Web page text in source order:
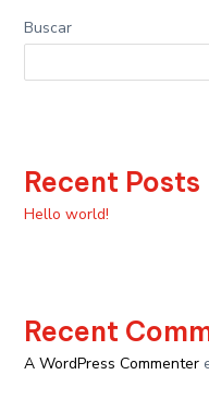
Buscar
Recent Posts
Hello world!
Recent
A WordPress Commenter